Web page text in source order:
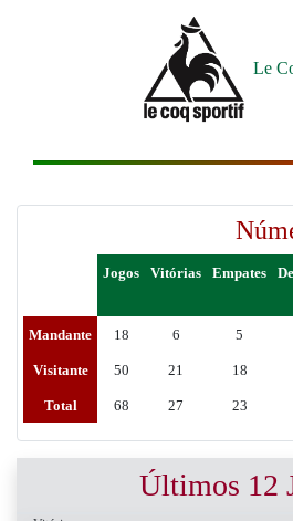
Le
Jogos Vitórias Empates
Mandante 18 6 5
Visitante 50 21 18
Total 68 27 23
Últimos 12